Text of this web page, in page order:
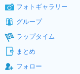
フォトギャラリー
グループ
ラップタイム
まとめ
フォロー